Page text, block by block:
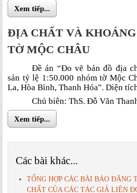
Xem tiếp...
ĐỊA CHẤT VÀ KHOÁNG
TỜ MỘC CHÂU
Đề án “Đo vẽ bản đồ địa
sản tỷ lệ 1:50.000 nhóm tờ Mộc
La, Hòa Bình, Thanh Hóa". Diện
Chủ biên: ThS. Đỗ Văn
Xem tiếp...
Các bài khác...
TỔNG HỢP CÁC BÀI BÁO ĐĂNG
CHẤT CỦA CÁC TÁC GIẢ LIÊN